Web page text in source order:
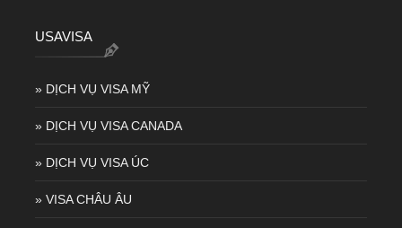
USAVISA
» DỊCH VỤ VISA MỸ
» DỊCH VỤ VISA CANADA
» DỊCH VỤ VISA ÚC
» VISA CHÂU ÂU